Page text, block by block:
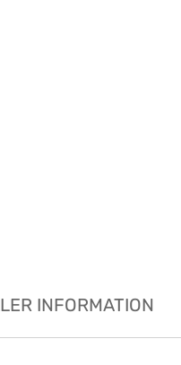
INFORMATION